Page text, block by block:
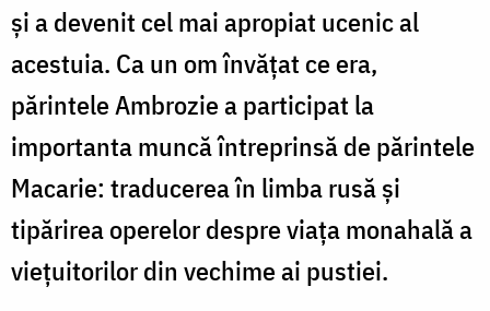
și a devenit cel mai apropiat ucenic al
acestuia. Ca un om învățat ce era,
părintele Ambrozie a participat la
importanta muncă întreprinsă de părintele
Macarie: traducerea în limba rusă și
tipărirea operelor despre viața monahală a
viețuitorilor din vechime ai pustiei.